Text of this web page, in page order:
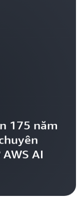
175 năm
AI
Xem câu